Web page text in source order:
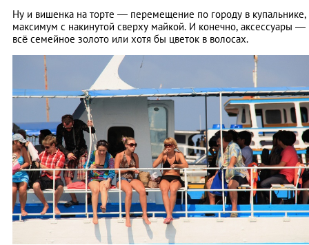
Ну и вишенка на торте — перемещение по городу в купальнике,
максимум с накинутой сверху майкой. И конечно, аксессуары —
всё семейное золото или хотя бы цветок в волосах.